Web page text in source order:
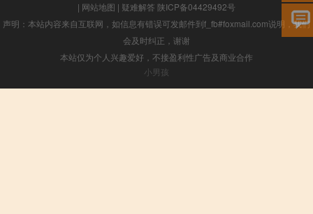
| 网站地图 | 疑难解答 陕ICP备04429492号
声明：本站内容来自互联网，如信息有错误可发邮件到f_fb#foxmail.com说明，我们
会及时纠正，谢谢
本站仅为个人兴趣爱好，不接盈利性广告及商业合作
小男孩